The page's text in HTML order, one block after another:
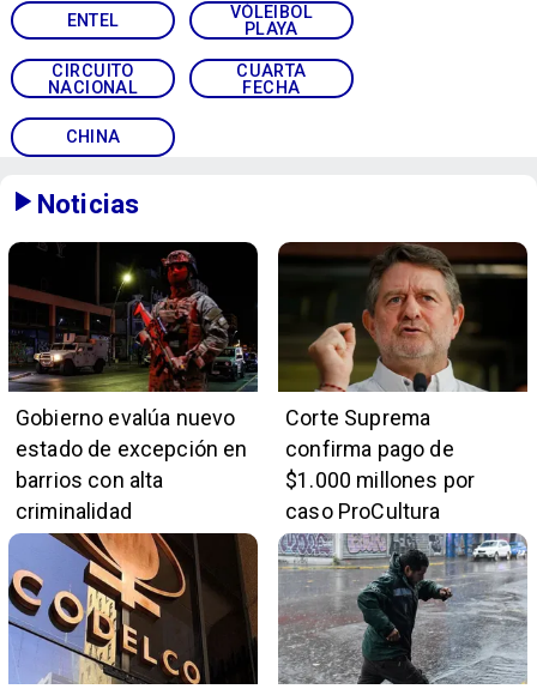
ENTEL
VÓLEIBOL
PLAYA
CIRCUITO
NACIONAL
CUARTA
FECHA
CHINA
Noticias
Gobierno evalúa nuevo
estado de excepción en
barrios con alta
criminalidad
Corte Suprema
confirma pago de
$1.000 millones por
caso ProCultura